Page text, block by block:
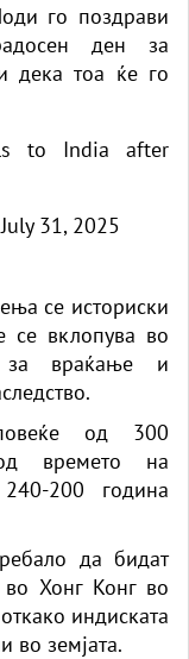
го поздрави
ден за
дека тоа ќе го
to India after
July 31, 2025
се историски
се вклопува во
враќање и
повеќе од 300
времето на
200 година
да бидат
Хонг Конг во
индиската
во земјата.